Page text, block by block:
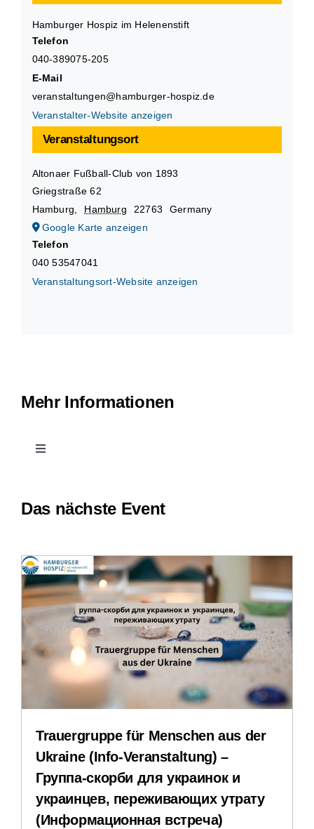
Veranstaltungsort
Altonaer Fußball-Club von 1893
Griegstraße 62
Hamburg
Hamburg 22763
Germany
Google Karte anzeigen
Telefon
040 53547041
Veranstaltungsort-Website anzeigen
Hamburger Hospiz im Helenenstift
Telefon
040-389075-205
E-Mail
veranstaltungen@hamburger-hospiz.de
Veranstalter-Website anzeigen
Mehr Informationen
Toggle
Erfahrungsberichte
Downloads
Das nächste Event
Trauergruppe für Menschen aus der
Ukraine (Info-Veranstaltung) –
Группа-скорби для украинок и
украинцев, переживающих утрату
(Информационная встреча)